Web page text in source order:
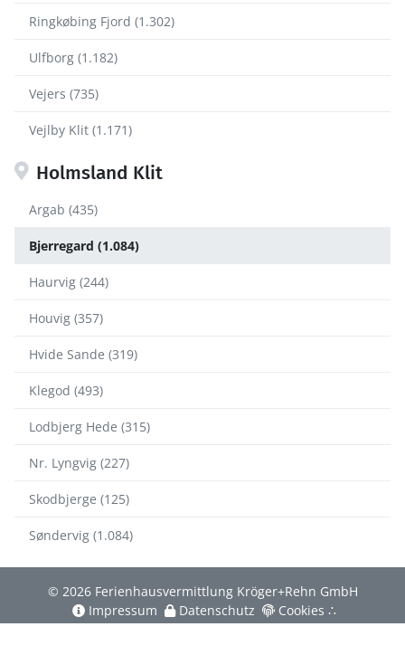
Ringkøbing Fjord (1.302)
Ulfborg (1.182)
Vejers (735)
Vejlby Klit (1.171)
Holmsland Klit
Argab (435)
Bjerregard (1.084)
Haurvig (244)
Houvig (357)
Hvide Sande (319)
Klegod (493)
Lodbjerg Hede (315)
Nr. Lyngvig (227)
Skodbjerge (125)
Søndervig (1.084)
© 2026 Ferienhausvermittlung Kröger+Rehn GmbH
Impressum
Datenschutz Cookies ∴